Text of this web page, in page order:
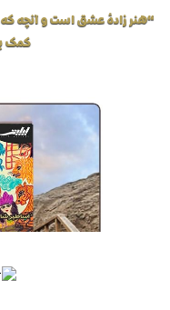
“هنر زادهٔ عشق است و آنچه که
کمک